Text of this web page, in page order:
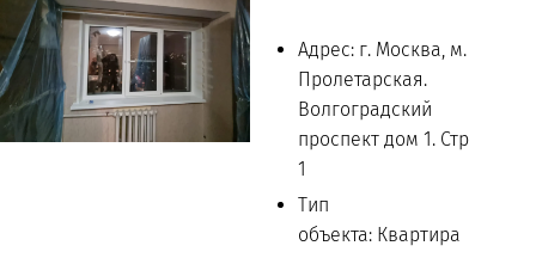
Адрес: г. Москва, м.
Пролетарская.
Волгоградский
проспект дом 1. Стр
1
Тип
объекта: Квартира